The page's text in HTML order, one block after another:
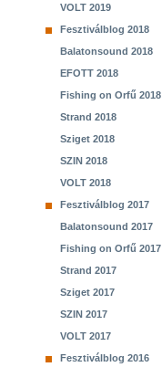
VOLT 2019
Fesztiválblog 2018
Balatonsound 2018
EFOTT 2018
Fishing on Orfű 2018
Strand 2018
Sziget 2018
SZIN 2018
VOLT 2018
Fesztiválblog 2017
Balatonsound 2017
Fishing on Orfű 2017
Strand 2017
Sziget 2017
SZIN 2017
VOLT 2017
Fesztiválblog 2016